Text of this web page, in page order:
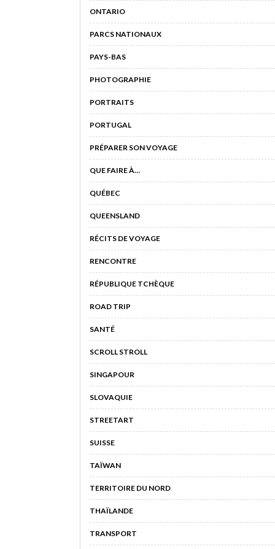
ONTARIO
PARCS NATIONAUX
PAYS-BAS
PHOTOGRAPHIE
PORTRAITS
PORTUGAL
PRÉPARER SON VOYAGE
QUE FAIRE À…
QUÉBEC
QUEENSLAND
RÉCITS DE VOYAGE
RENCONTRE
RÉPUBLIQUE TCHÈQUE
ROAD TRIP
SANTÉ
SCROLL STROLL
SINGAPOUR
SLOVAQUIE
STREETART
SUISSE
TAÏWAN
TERRITOIRE DU NORD
THAÏLANDE
TRANSPORT